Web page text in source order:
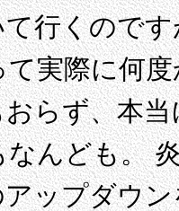
行くので
実際に何
らず、本
んども。
ップダウ